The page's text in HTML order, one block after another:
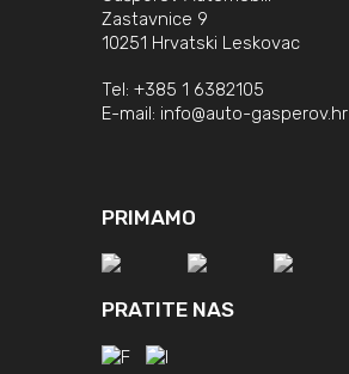
Zastavnice 9
10251 Hrvatski Leskovac
Tel: +385 1 6382105
E-mail: info@auto-gasperov.hr
PRIMAMO
PRATITE NAS